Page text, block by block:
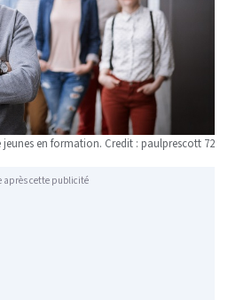
jeunes en formation. Credit : paulprescott 72
après cette publicité